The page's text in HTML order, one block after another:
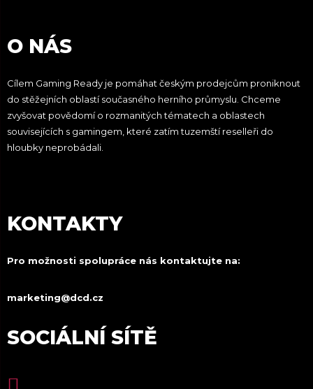
O NÁS
Cílem Gaming Ready je pomáhat českým prodejcům proniknout
do stěžejních oblastí současného herního průmyslu. Chceme
zvyšovat povědomí o rozmanitých tématech a oblastech
souvisejících s gamingem, které zatím tuzemští reselleři do
hloubky neprobádali.
KONTAKTY
Pro možnosti spolupráce nás kontaktujte na:
marketing@dcd.cz
SOCIÁLNÍ SÍTĚ